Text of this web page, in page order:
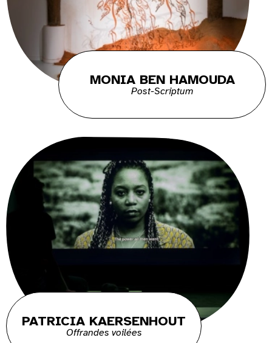
MONIA BEN HAMOUDA
Post-Scriptum
PATRICIA KAERSENHOUT
Offrandes voilées